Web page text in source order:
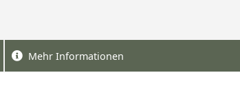
Mehr Informationen